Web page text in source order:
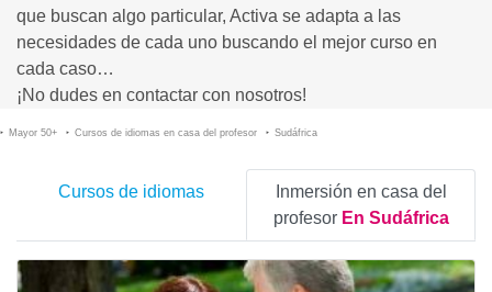
que buscan algo particular, Activa se adapta a las
necesidades de cada uno buscando el mejor curso en
cada caso…
¡No dudes en contactar con nosotros!
Mayor 50+ Cursos de idiomas en casa del profesor Sudáfrica
Cursos de idiomas
Inmersión en casa del
profesor En Sudáfrica